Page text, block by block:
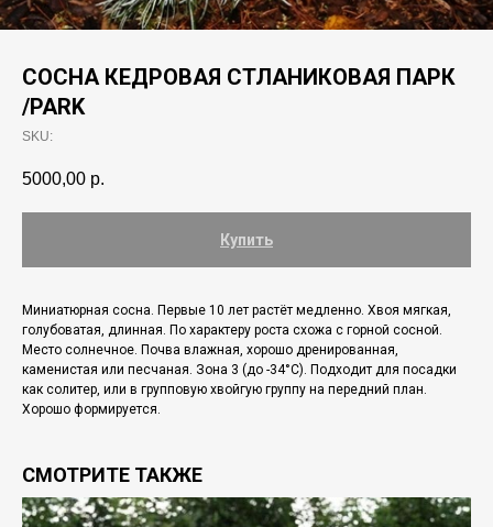
СОСНА КЕДРОВАЯ СТЛАНИКОВАЯ ПАРК
/PARK
SKU:
5000,00 р.
Купить
Миниатюрная сосна. Первые 10 лет растёт медленно. Хвоя мягкая,
голубоватая, длинная. По характеру роста схожа с горной сосной.
Место солнечное. Почва влажная, хорошо дренированная,
каменистая или песчаная. Зона 3 (до -34°С). Подходит для посадки
как солитер, или в групповую хвойгую группу на передний план.
Хорошо формируется.
СМОТРИТЕ ТАКЖЕ